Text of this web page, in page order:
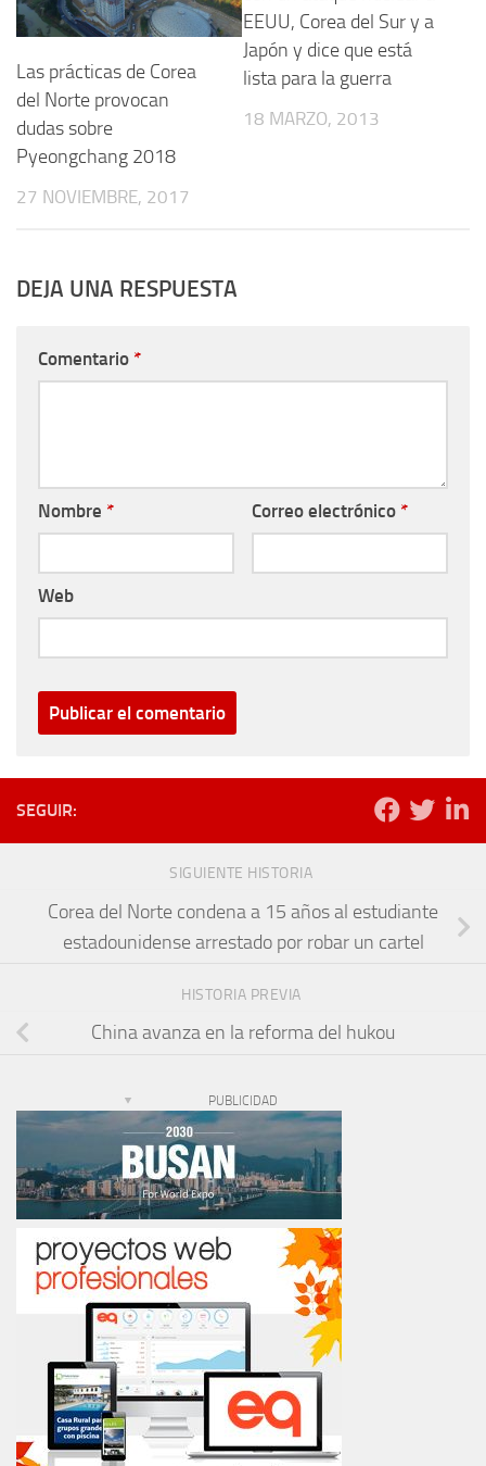
Las prácticas de Corea
del Norte provocan
dudas sobre
Pyeongchang 2018
27 NOVIEMBRE, 2017
EEUU, Corea del Sur y a
Japón y dice que está
lista para la guerra
18 MARZO, 2013
DEJA UNA RESPUESTA
Comentario *
Nombre * Correo electrónico *
Web
SEGUIR:
SIGUIENTE HISTORIA
Corea del Norte condena a 15 años al estudiante
estadounidense arrestado por robar un cartel
HISTORIA PREVIA
China avanza en la reforma del hukou
PUBLICIDAD